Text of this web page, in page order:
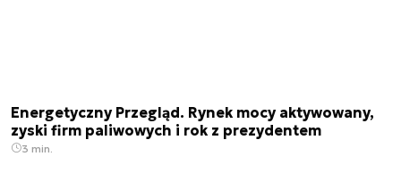
Energetyczny Przegląd. Rynek mocy aktywowany,
zyski firm paliwowych i rok z prezydentem
3 min.